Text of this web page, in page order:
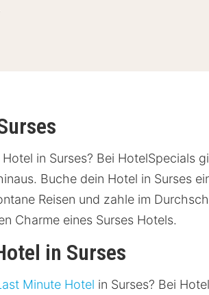
in Surses? Bei HotelSpecials
Buche dein Hotel in Surses
Reisen und zahle im
Charme eines Surses Hotels.
in Surses
Minute Hotel in Surses? Bei